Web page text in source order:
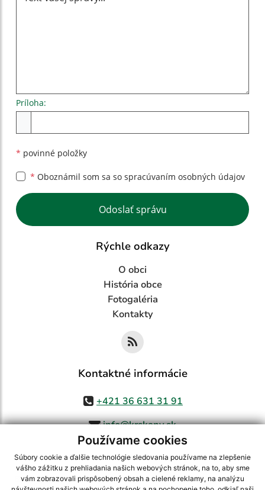
Používame cookies
Súbory cookie a ďalšie technológie sledovania používame na zlepšenie
vášho zážitku z prehliadania našich webových stránok, na to, aby sme
vám zobrazovali prispôsobený obsah a cielené reklamy, na analýzu
Príloha:
* povinné položky
* Oboznámil som sa so spracúvaním osobných údajov
Google reCaptcha Response
Odoslať správu
Rýchle odkazy
O obci
História obce
Fotogaléria
Kontakty
Kontaktné informácie
+421 36 631 31 91
info@krskany.sk
využite možnosť získavania aktuálnych informácií s využitím RSS